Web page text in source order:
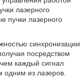
лазерного
пучки лазерного
синхронизации
посредством
каждый сигнал
одним из лазеров.